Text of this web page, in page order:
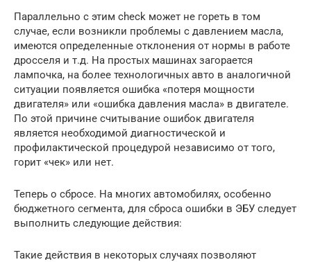
Параллельно с этим check может не гореть в том
случае, если возникли проблемы с давлением масла,
имеются определенные отклонения от нормы в работе
дросселя и т.д. На простых машинах загорается
лампочка, на более технологичных авто в аналогичной
ситуации появляется ошибка «потеря мощности
двигателя» или «ошибка давления масла» в двигателе.
По этой причине считывание ошибок двигателя
является необходимой диагностической и
профилактической процедурой независимо от того,
горит «чек» или нет.
Теперь о сбросе. На многих автомобилях, особенно
бюджетного сегмента, для сброса ошибки в ЭБУ следует
выполнить следующие действия:
Такие действия в некоторых случаях позволяют